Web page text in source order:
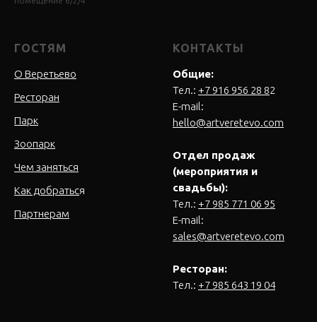
ГОСТЯМ
О Веретьево
Ресторан
Парк
Зоопарк
Чем заняться
Как добраться
Партнерам
КОНТАКТЫ
Общие:
Тел.: +7 916 956 28 82
E-mail:
hello@artveretevo.com
Отдел продаж
(мероприятия и
свадьбы):
Тел.: +7 985 771 06 95
E-mail:
sales@artveretevo.com
Ресторан:
Тел.: +7 985 643 19 04